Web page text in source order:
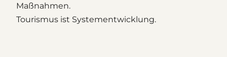
Maßnahmen.
Tourismus ist Systementwicklung.